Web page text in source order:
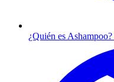
¿Quién es Ashampoo?